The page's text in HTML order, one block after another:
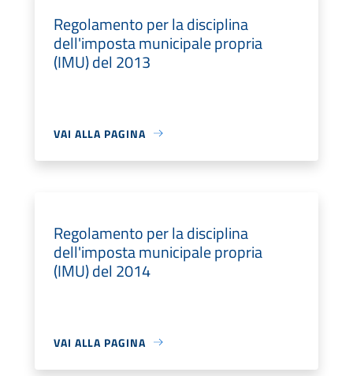
Regolamento per la disciplina
dell'imposta municipale propria
(IMU) del 2013
VAI ALLA PAGINA
Regolamento per la disciplina
dell'imposta municipale propria
(IMU) del 2014
VAI ALLA PAGINA